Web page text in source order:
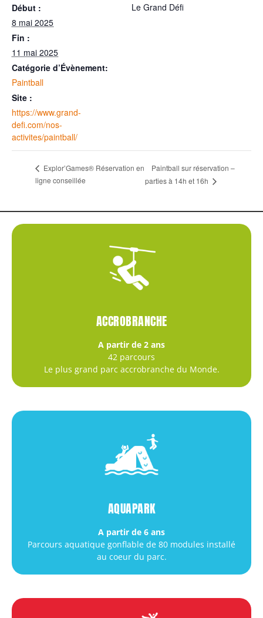
Début :
8 mai 2025
Fin :
11 mai 2025
Catégorie d’Évènement:
Paintball
Site :
https://www.grand-
defi.com/nos-
activites/paintball/
Le Grand Défi
Explor’Games® Réservation en
ligne conseillée
Paintball sur réservation –
parties à 14h et 16h
ACCROBRANCHE
A partir de 2 ans
42 parcours
Le plus grand parc accrobranche du Monde.
AQUAPARK
A partir de 6 ans
Parcours aquatique gonflable de 80 modules installé
au coeur du parc.